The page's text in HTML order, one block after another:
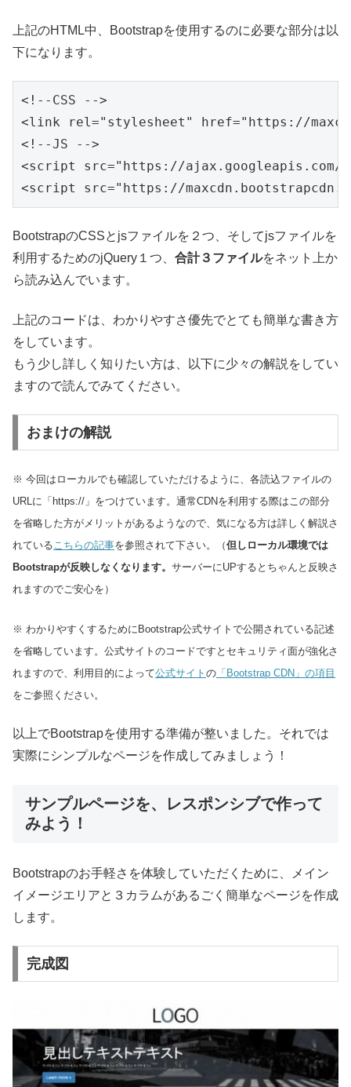
上記のHTML中、Bootstrapを使用するのに必要な部分は以
下になります。
<!--CSS -->
<link rel="stylesheet" href="https://
<!--JS -->
<script src="https://
<script src="https://
BootstrapのCSSとjsファイルを２つ、そしてjsファイルを
利用するためのjQuery１つ、 合計３ファイルをネット上か
ら読み込んでいます。
上記のコードは、わかりやすさ優先でとても簡単な書き方
をしています。
もう少し詳しく知りたい方は、以下に少々の解説をしてい
ますので読んでみてください。
おまけの解説
※ 今回はローカルでも確認していただけるように、各読込ファイルの
URLに「https://」をつけています。通常CDNを利用する際はこの部分
を省略した方がメリットがあるようなので、気になる方は詳しく解説さ
れているこちらの記事を参照されて下さい。（但しローカル環境では
Bootstrapが反映しなくなります。 サーバーにUPするとちゃんと反映さ
れますのでご安心を）
※ わかりやすくするためにBootstrap公式サイトで公開されている記述
を省略しています。公式サイトのコードですとセキュリティ面が強化さ
れますので、利用目的によって公式サイト の 「Bootstrap CDN」の項目
をご参照ください。
以上でBootstrapを使用する準備が整いました。それでは
実際にシンプルなページを作成してみましょう！
サンプルページを、レスポンシブで作って
みよう！
Bootstrapのお手軽さを体験していただくために、メイン
イメージエリアと３カラムがあるごく簡単なページを作成
します。
完成図